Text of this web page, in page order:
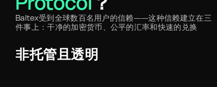
Baltex受到全球数百名用户的信赖——这种信赖建立在三
件事上：干净的加密货币、公平的汇率和快速的兑换
非托管且透明